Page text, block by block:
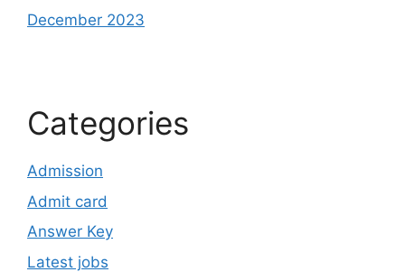
December 2023
Categories
Admission
Admit card
Answer Key
Latest jobs